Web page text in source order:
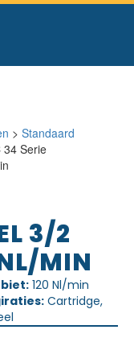
> Standaard
34 Serie
3/2
MIN
120 Nl/min
Cartridge,